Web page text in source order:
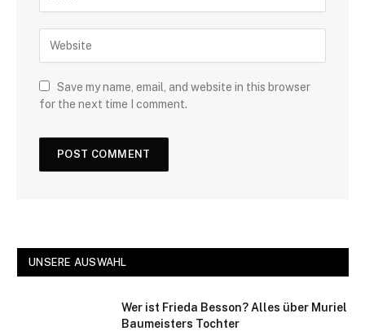
Save my name, email, and website in this browser
for the next time I comment.
UNSERE AUSWAHL
Wer ist Frieda Besson? Alles über Muriel
Baumeisters Tochter